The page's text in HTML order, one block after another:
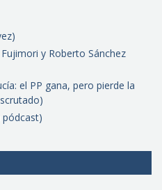
y Roberto Sánchez
el PP gana, pero pierde la
pódcast)